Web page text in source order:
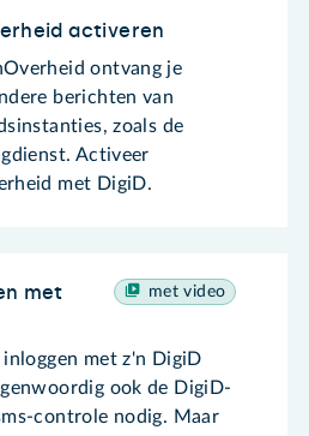
activeren
ontvang je
berichten van
zoals de
Activeer
met DigiD.
met video
met
met z'n DigiD
ook de DigiD-
controle nodig. Maar